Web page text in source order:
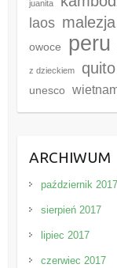
juanita
laos malezja
owoce peru
z dzieckiem quito
unesco
ARCHIWUM
październik 2017
sierpień 2017
lipiec 2017
czerwiec 2017